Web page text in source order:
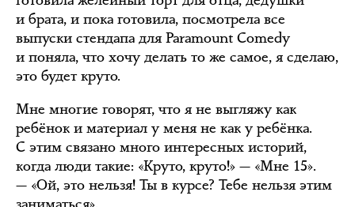
и брата, и пока готовила, посмотрела все
выпуски стендапа для Paramount Comedy
и поняла, что хочу делать то же самое, я сделаю,
это будет круто.
Мне многие говорят, что я не выгляжу как
ребёнок и материал у меня не как у ребёнка.
С этим связано много интересных историй,
когда люди такие: «Круто, круто!» — «Мне 15».
— «Ой, это нельзя! Ты в курсе? Тебе нельзя этим